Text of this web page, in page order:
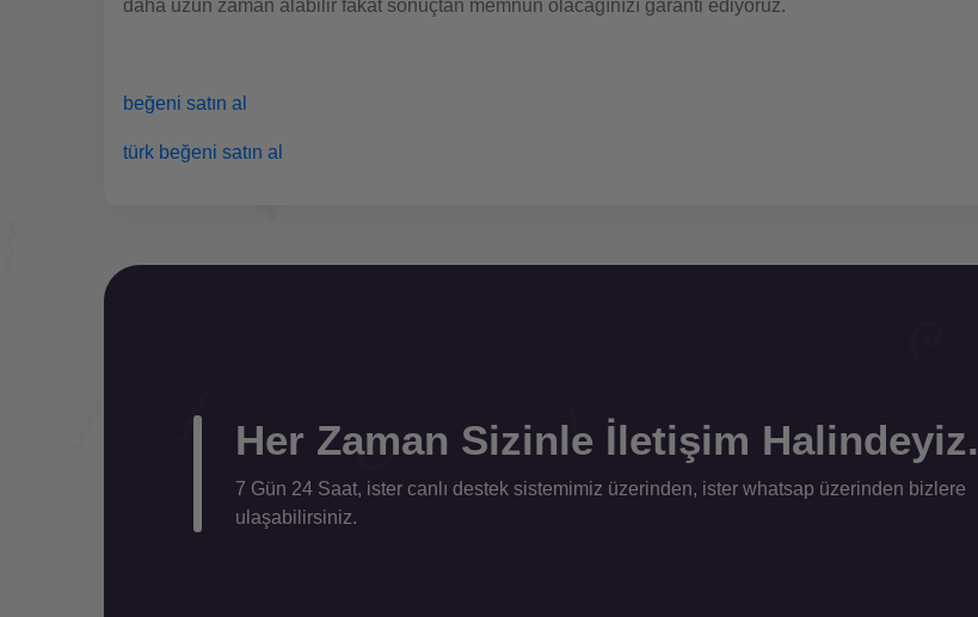
daha uzun zaman alabilir fakat sonuçtan memnun olacağınızı garanti ediyoruz.
beğeni satın al
türk beğeni satın al
Her Zaman Sizinle İletişim Halindeyiz.
7 Gün 24 Saat, ister canlı destek sistemimiz üzerinden, ister whatsap üzerinden bizlere
ulaşabilirsiniz.